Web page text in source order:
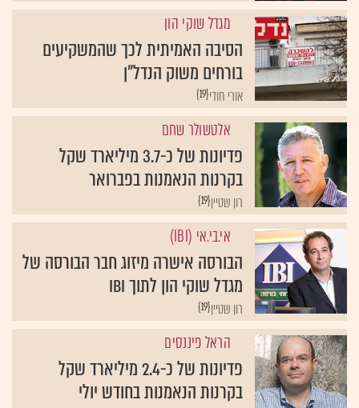
מגדל שוקי הון
הסיבה האמיתית לכך שהמשקיעים
בורחים משוק הנדל"ן
{19}אורי חודי
אלטשולר שחם
פדיונות של כ-3.7 מיליארד שקל
בקרנות הנאמנות בפברואר
{19}רון שטיין
אי.בי.אי (IBI)
הבורסה אישרה מיזוג חבר הבורסה של
מגדל שוקי הון לתוך IBI
{19}רון שטיין
הראל פיננסים
פדיונות של כ-2.4 מיליארד שקל
בקרנות הנאמנות בחודש יולי